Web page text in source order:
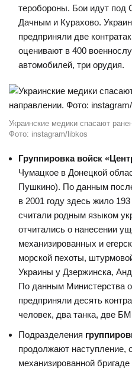
теробороны. Бои идут под
Дачным и Курахово.
предприняли две
оценивают в 400
автомобилей, три орудия.
Украинские медики спасают
Фото: instagram/libkos
Группировка войск
Чумацкое в Донецкой
Пушкино). По данным
в 2001 году здесь жило
считали родным языком
отчитались о нанесении
механизированных и
морской пехоты,
Украины у Дзержинска,
По данным Министерства
предприняли десять
человек, два танка, две
Подразделения
продолжают наступление,
механизированной